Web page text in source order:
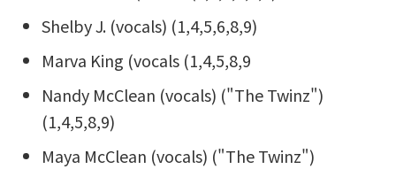
Shelby J. (vocals) (1,4,5,6,8,9)
Marva King (vocals (1,4,5,8,9
Nandy McClean (vocals) ("The Twinz")
(1,4,5,8,9)
Maya McClean (vocals) ("The Twinz")